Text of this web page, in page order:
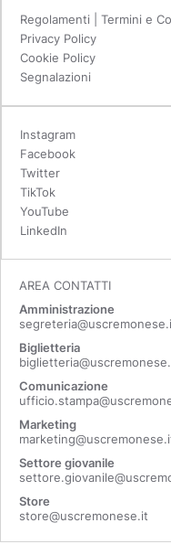
Regolamenti | Termini e
Privacy Policy
Cookie Policy
Segnalazioni
Instagram
Facebook
Twitter
TikTok
YouTube
LinkedIn
AREA CONTATTI
Amministrazione
Biglietteria
Comunicazione
Marketing
Settore giovanile
Store
store@uscremonese.it